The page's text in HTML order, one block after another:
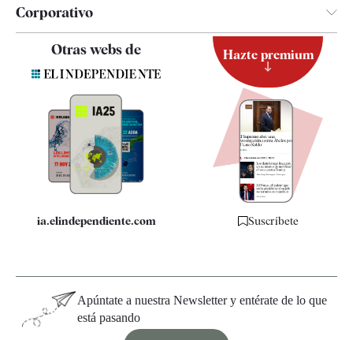
Corporativo
Contacto
Quiénes somos
Especificaciones
Otras webs de
ia.elindependiente.com
Hazte premium
Suscríbete
Apúntate a nuestra Newsletter y entérate de lo que
está pasando